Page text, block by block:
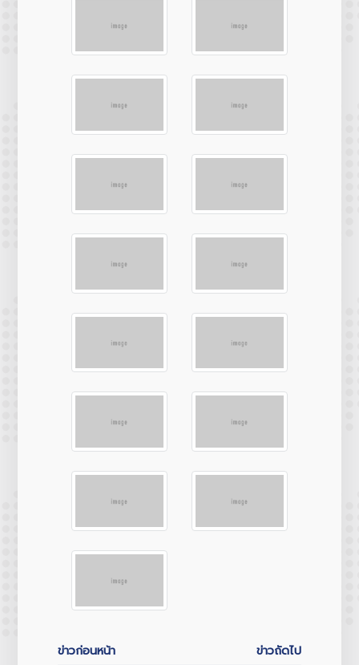
ข่าวก่อนหน้า
ข่าวถัดไป